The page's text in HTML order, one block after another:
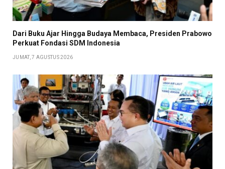
Dari Buku Ajar Hingga Budaya Membaca, Presiden Prabowo
Perkuat Fondasi SDM Indonesia
JUMAT, 7 AGUSTUS 2026